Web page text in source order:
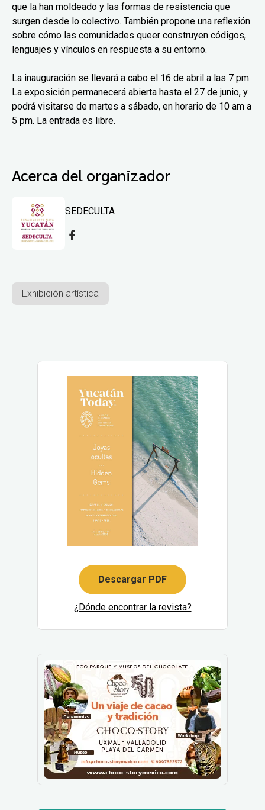
que la han moldeado y las formas de resistencia que
surgen desde lo colectivo. También propone una reflexión
sobre cómo las comunidades queer construyen códigos,
lenguajes y vínculos en respuesta a su entorno.
La inauguración se llevará a cabo el 16 de abril a las 7 pm.
La exposición permanecerá abierta hasta el 27 de junio, y
podrá visitarse de martes a sábado, en horario de 10 am a
5 pm. La entrada es libre.
Acerca del organizador
SEDECULTA
Exhibición artística
Descargar PDF
¿Dónde encontrar la revista?